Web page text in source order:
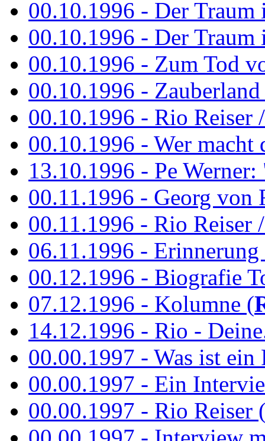
00.10.1996 - Der Traum
00.10.1996 - Der Traum
00.10.1996 - Zum Tod
00.10.1996 -
00.10.1996 - Rio Reiser
00.10.1996 - Wer macht
13.10.1996 - Pe
00.11.1996 - Georg von
00.11.1996 - Rio Reiser
06.11.1996 -
00.12.1996 - Biografie
07.12.1996 - Kolumne (
14.12.1996 - Rio -
00.00.1997 - Was ist ein
00.00.1997 - Ein
00.00.1997 - Rio Reiser